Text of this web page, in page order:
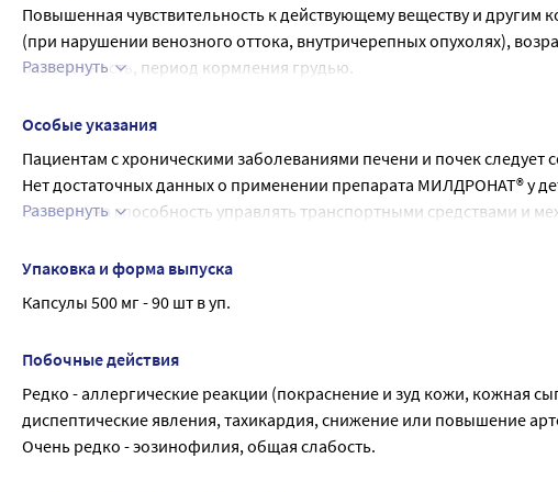
4. Синдром абстиненции при хроническом алкоголизме (в
Внутрь по 500 мг 4 раза в день. Курс лечения - 7 - 10 дней.
Повышенная чувствительность к действующему веществу и
(при нарушении венозного оттока, внутричерепных опухолях),
беременность, период кормления грудью.
Беременность и период лактации
Безопасность применения препарата во время беременности не
воздействия на плод, во время беременности применение
Неизвестно, выделяется ли мельдоний в грудное молоко. Если
кормление ребенка грудью прекращают.
Развернуть
Особые указания
Пациентам с хроническими заболеваниями печени и почек
Нет достаточных данных о применении препарата МИЛДРОНАТ® у
Влияние на способность управлять транспортными средствами и
механизмами.
Развернуть
Упаковка и форма выпуска
Капсулы 500 мг - 90 шт в уп.
Побочные действия
Редко - аллергические реакции (покраснение и зуд кожи, кожная
диспептические явления, тахикардия, снижение или повышение
Очень редко - эозинофилия, общая слабость.